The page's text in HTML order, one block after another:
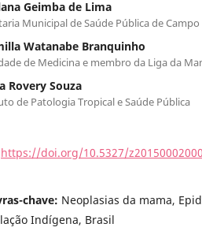
Geimba de Lima
Municipal de Saúde Pública de
Watanabe Branquinho
de Medicina e membro da Liga da
Rovery Souza
de Patologia Tropical e Saúde Pública
https://doi.org/10.5327/
chave: Neoplasias da mama,
Indígena, Brasil